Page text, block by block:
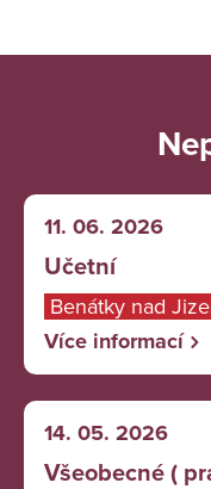
11. 06. 2026
Učetní
Benátky nad
Více informací
14. 05. 2026
Všeobecné (